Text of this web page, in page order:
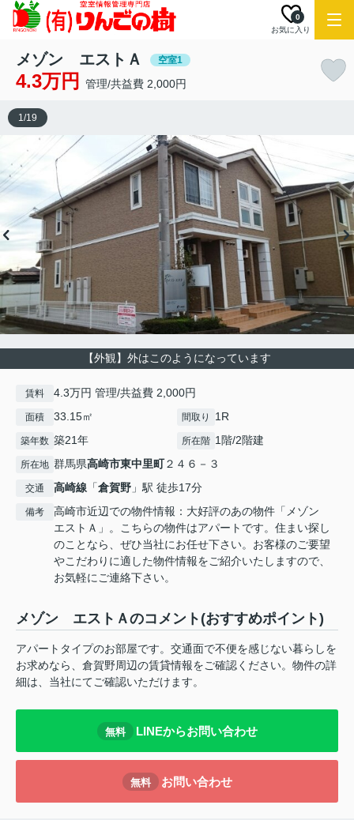
お気に入り
0
メゾン エストＡ 空室1
4.3万円 管理/共益費 2,000円
【外観】外はこのようになっています
1/19
賃料 4.3万円 管理/共益費 2,000円
面積 33.15㎡ 間取り 1R
築年数 築21年 所在階 1階/2階建
所在地 群馬県高崎市東中里町２４６－３
交通 高崎線 「倉賀野 」駅 徒歩17分
備考
高崎市近辺での物件情報：大好評のあの物件「メゾン
エストＡ」。こちらの物件はアパートです。住まい探し
のことなら、ぜひ当社にお任せ下さい。お客様のご要望
やこだわりに適した物件情報をご紹介いたしますので、
お気軽にご連絡下さい。
メゾン エストＡのコメント(おすすめポイント)
アパートタイプのお部屋です。交通面で不便を感じない暮らしを
お求めなら、倉賀野周辺の賃貸情報をご確認ください。物件の詳
細は、当社にてご確認いただけます。
無料 LINEからお問い合わせ
無料 お問い合わせ